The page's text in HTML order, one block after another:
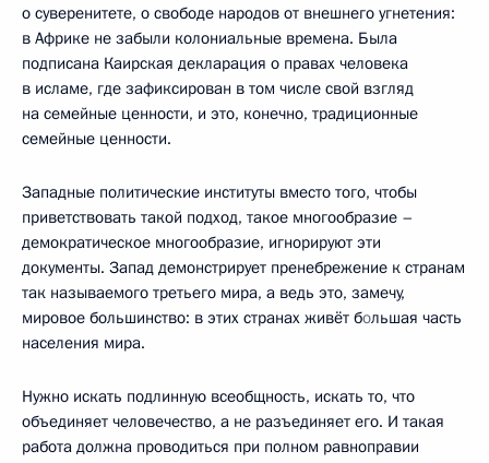
о суверенитете, о свободе народов от внешнего угнетения:
в Африке не забыли колониальные времена. Была
подписана Каирская декларация о правах человека
в исламе, где зафиксирован в том числе свой взгляд
на семейные ценности, и это, конечно, традиционные
семейные ценности.
Западные политические институты вместо того, чтобы
приветствовать такой подход, такое многообразие –
демократическое многообразие, игнорируют эти
документы. Запад демонстрирует пренебрежение к странам
так называемого третьего мира, а ведь это, замечу,
мировое большинство: в этих странах живёт большая часть
населения мира.
Нужно искать подлинную всеобщность, искать то, что
объединяет человечество, а не разъединяет его. И такая
работа должна проводиться при полном равноправии